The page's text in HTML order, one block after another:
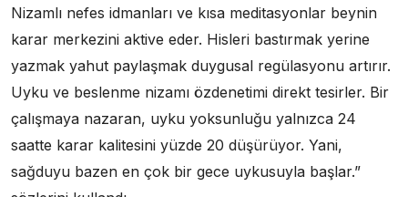
Nizamlı nefes idmanları ve kısa meditasyonlar beynin
karar merkezini aktive eder. Hisleri bastırmak yerine
yazmak yahut paylaşmak duygusal regülasyonu artırır.
Uyku ve beslenme nizamı özdenetimi direkt tesirler. Bir
çalışmaya nazaran, uyku yoksunluğu yalnızca 24
saatte karar kalitesini yüzde 20 düşürüyor. Yani,
sağduyu bazen en çok bir gece uykusuyla başlar.”